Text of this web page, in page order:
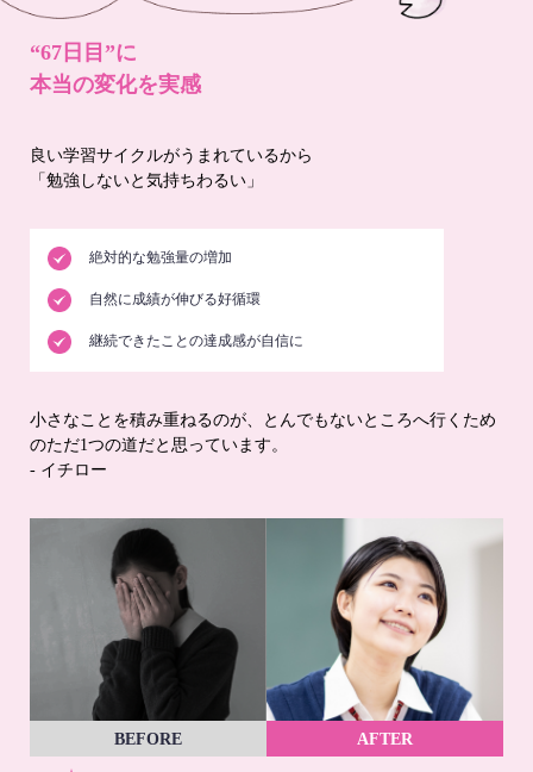
“67日目”に
本当の変化を実感
良い学習サイクルがうまれているから
「勉強しないと気持ちわるい」
絶対的な勉強量の増加
自然に成績が伸びる好循環
継続できたことの達成感が自信に
小さなことを積み重ねるのが、とんでもないところへ行くため
のただ1つの道だと思っています。
- イチロー
BEFORE AFTER